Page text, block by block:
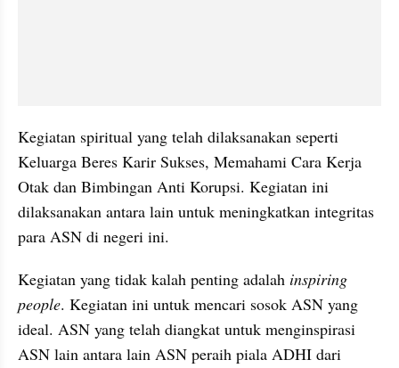
Kegiatan spiritual yang telah dilaksanakan seperti
Keluarga Beres Karir Sukses, Memahami Cara Kerja
Otak dan Bimbingan Anti Korupsi. Kegiatan ini
dilaksanakan antara lain untuk meningkatkan integritas
para ASN di negeri ini.
Kegiatan yang tidak kalah penting adalah inspiring
people. Kegiatan ini untuk mencari sosok ASN yang
ideal. ASN yang telah diangkat untuk menginspirasi
ASN lain antara lain ASN peraih piala ADHI dari